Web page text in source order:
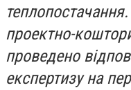
проектно-
проведено
експертизу на